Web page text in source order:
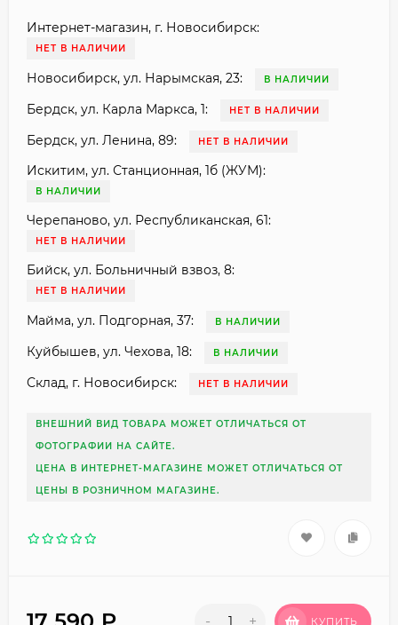
Интернет-магазин, г. Новосибирск:
НЕТ В НАЛИЧИИ
Новосибирск, ул. Нарымская, 23: В НАЛИЧИИ
Бердск, ул. Карла Маркса, 1: НЕТ В НАЛИЧИИ
Бердск, ул. Ленина, 89: НЕТ В НАЛИЧИИ
Искитим, ул. Станционная, 1б (ЖУМ):
В НАЛИЧИИ
Черепаново, ул. Республиканская, 61:
НЕТ В НАЛИЧИИ
Бийск, ул. Больничный взвоз, 8:
НЕТ В НАЛИЧИИ
Майма, ул. Подгорная, 37: В НАЛИЧИИ
Куйбышев, ул. Чехова, 18: В НАЛИЧИИ
Склад, г. Новосибирск: НЕТ В НАЛИЧИИ
ВНЕШНИЙ ВИД ТОВАРА МОЖЕТ ОТЛИЧАТЬСЯ ОТ
ФОТОГРАФИИ НА САЙТЕ.
ЦЕНА В ИНТЕРНЕТ-МАГАЗИНЕ МОЖЕТ ОТЛИЧАТЬСЯ ОТ
ЦЕНЫ В РОЗНИЧНОМ МАГАЗИНЕ.
- + КУПИТЬ